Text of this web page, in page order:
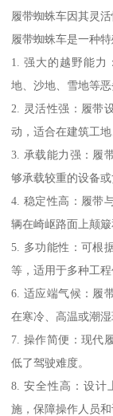
履带蜘蛛车因其灵
履带蜘蛛车是一种
1. 强大的越野能力
地、沙地、雪地等
2. 灵活性强：履带
动，适合在建筑工
3. 承载能力强：履
够承载较重的设备或
4. 稳定性高：履带
辆在崎岖路面上颠簸
5. 多功能性：可根
等，适用于多种工程
6. 适应端气候：履
在寒冷、高温或潮湿
7. 操作简便：现代
低了驾驶难度。
8. 安全性高：设计
施，保障操作人员和